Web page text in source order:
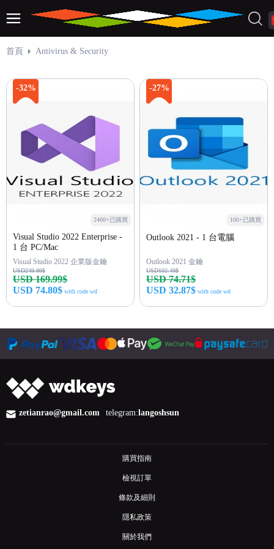
首頁 Antivirus & Security
-32%
2400+已購買
Visual Studio 2022 Enterprise -
1 台 PC/Mac
Visual Studio 2022 企業版金鑰
USD249.99$
USD 169.99$
USD 74.80$ with code wd
-27%
100+已購買
Outlook 2021 - 1 台電腦
Outlook 2021 金鑰
USD102.49$
USD 74.71$
USD 32.87$ with code wd
zetianrao@gmail.com telegram:langoshsun
購買指南
檢視訂單
條款及細則
隱私政策
關於我們